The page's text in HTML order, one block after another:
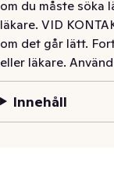
om du måste söka
läkare. VID
om det går lätt.
eller läkare.
Innehåll